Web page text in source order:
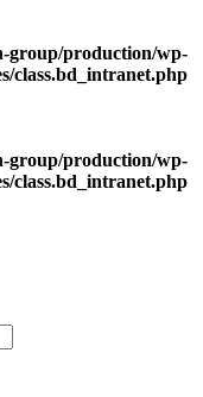
group/production/wp-
class.bd_intranet.php
group/production/wp-
class.bd_intranet.php